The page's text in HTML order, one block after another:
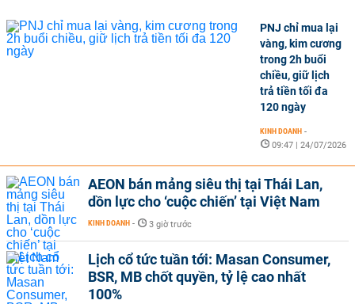
PNJ chỉ mua lại
vàng, kim cương
trong 2h buổi
chiều, giữ lịch
trả tiền tối đa
120 ngày
KINH DOANH -
09:47 | 24/07/2026
AEON bán mảng siêu thị tại Thái Lan,
dồn lực cho ‘cuộc chiến’ tại Việt Nam
KINH DOANH - 3 giờ trước
Lịch cổ tức tuần tới: Masan Consumer,
BSR, MB chốt quyền, tỷ lệ cao nhất
100%